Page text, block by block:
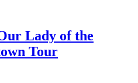
Lady of the
Tour